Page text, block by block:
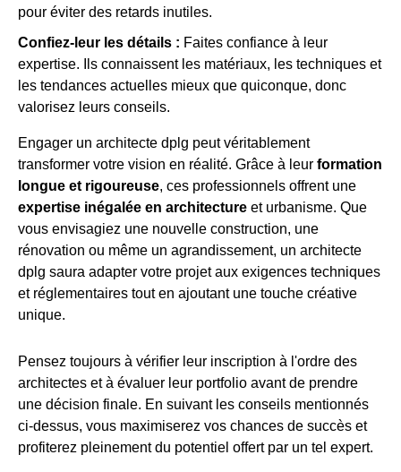
pour éviter des retards inutiles.
Confiez-leur les détails : Faites confiance à leur
expertise. Ils connaissent les matériaux, les techniques et
les tendances actuelles mieux que quiconque, donc
valorisez leurs conseils.
Engager un architecte dplg peut véritablement
transformer votre vision en réalité. Grâce à leur formation
longue et rigoureuse, ces professionnels offrent une
expertise inégalée en architecture et urbanisme. Que
vous envisagiez une nouvelle construction, une
rénovation ou même un agrandissement, un architecte
dplg saura adapter votre projet aux exigences techniques
et réglementaires tout en ajoutant une touche créative
unique.
Pensez toujours à vérifier leur inscription à l'ordre des
architectes et à évaluer leur portfolio avant de prendre
une décision finale. En suivant les conseils mentionnés
ci-dessus, vous maximiserez vos chances de succès et
profiterez pleinement du potentiel offert par un tel expert.